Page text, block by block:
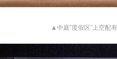
▲中庭“度假区”上空配